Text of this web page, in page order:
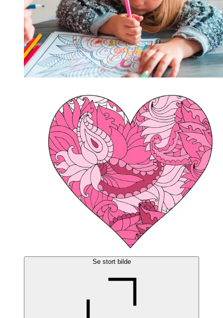
Se stort bilde